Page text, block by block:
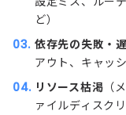
ど）
依存先の失敗・
アウト、キャッ
リソース枯渇 （
ァイルディスク